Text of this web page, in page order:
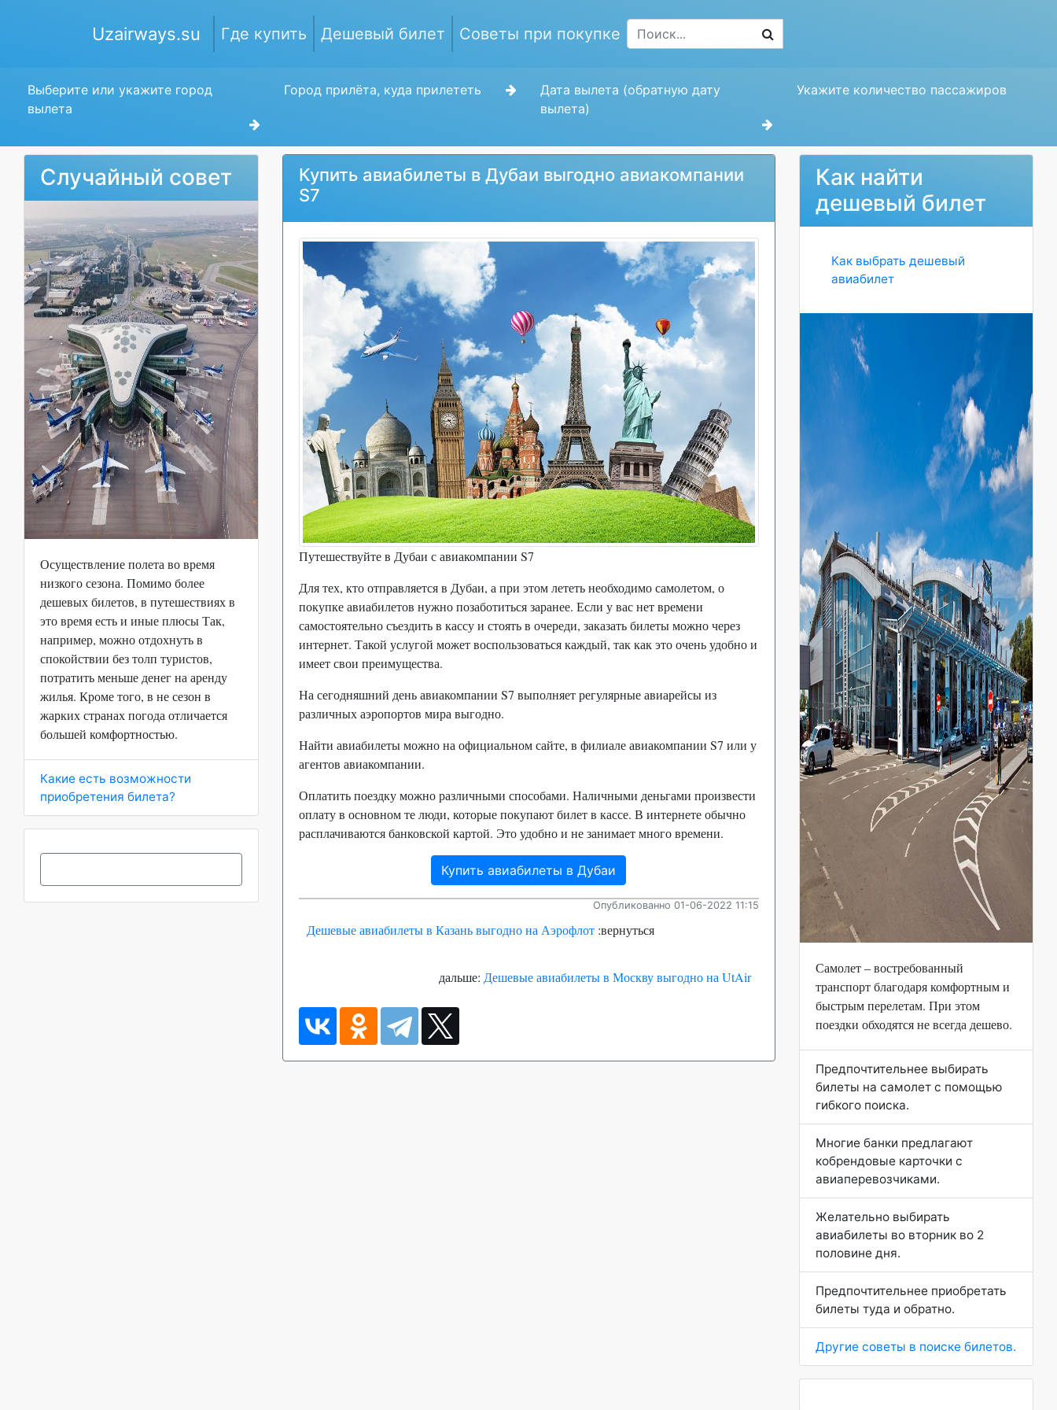
Uzairways.su Где купить Дешевый билет Советы при покупке
Выберите или укажите город
вылета
Город прилёта, куда прилететь
Дата вылета (обратную дату
вылета)
Укажите количество пассажиров
Случайный совет
Осуществление полета во время
низкого сезона. Помимо более
дешевых билетов, в путешествиях в
это время есть и иные плюсы Так,
например, можно отдохнуть в
спокойствии без толп туристов,
потратить меньше денег на аренду
жилья. Кроме того, в не сезон в
жарких странах погода отличается
большей комфортностью.
Какие есть возможности
приобретения билета?
Купить авиабилеты в Дубаи выгодно авиакомпании
S7
Путешествуйте в Дубаи с авиакомпании S7
Для тех, кто отправляется в Дубаи, а при этом лететь необходимо самолетом, о
покупке авиабилетов нужно позаботиться заранее. Если у вас нет времени
самостоятельно съездить в кассу и стоять в очереди, заказать билеты можно через
интернет. Такой услугой может воспользоваться каждый, так как это очень удобно и
имеет свои преимущества.
На сегодняшний день авиакомпании S7 выполняет регулярные авиарейсы из
различных аэропортов мира выгодно.
Найти авиабилеты можно на официальном сайте, в филиале авиакомпании S7 или у
агентов авиакомпании.
Оплатить поездку можно различными способами. Наличными деньгами произвести
оплату в основном те люди, которые покупают билет в кассе. В интернете обычно
расплачиваются банковской картой. Это удобно и не занимает много времени.
Купить авиабилеты в Дубаи
Опубликованно 01-06-2022 11:15
Дешевые авиабилеты в Казань выгодно на Аэрофлот:вернуться
дальше: Дешевые авиабилеты в Москву выгодно на UtAir
Как найти
дешевый билет
Как выбрать дешевый
авиабилет
Самолет – востребованный
транспорт благодаря комфортным и
быстрым перелетам. При этом
поездки обходятся не всегда дешево.
Предпочтительнее выбирать
билеты на самолет с помощью
гибкого поиска.
Многие банки предлагают
кобрендовые карточки с
авиаперевозчиками.
Желательно выбирать
авиабилеты во вторник во 2
половине дня.
Предпочтительнее приобретать
билеты туда и обратно.
Другие советы в поиске билетов.